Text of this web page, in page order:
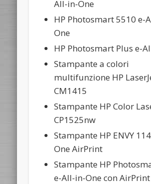
All-in-One
HP Photosmart 5510 e-
One
HP Photosmart Plus e-
Stampante a colori
multifunzione HP
CM1415
Stampante HP Color
CP1525nw
Stampante HP ENVY
One AirPrint
Stampante HP
e-All-in-One con AirPrint